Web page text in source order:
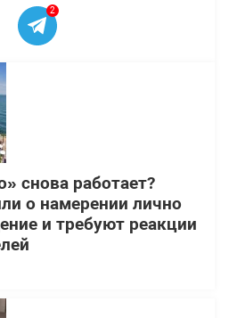
2
снова работает?
о намерении лично
и требуют реакции